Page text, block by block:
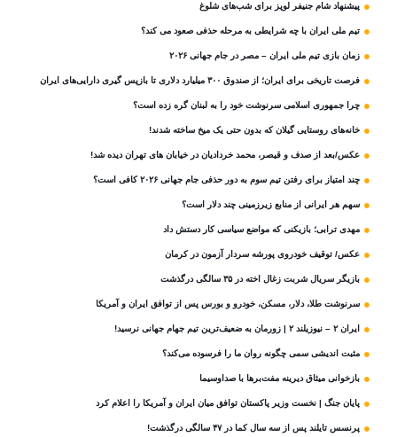
پیشنهاد شام جنیفر لوپز برای شب‌های شلوغ
تیم ملی ایران با چه شرایطی به مرحله حذفی صعود می کند؟
زمان بازی تیم ملی ایران – مصر در جام جهانی ۲۰۲۶
فرصت تاریخی برای ایران؛ از صندوق ۳۰۰ میلیارد دلاری تا بازپس گیری دارایی‌های ایران
چرا جمهوری اسلامی سرنوشت خود را به لبنان گره زده است؟
خانه‌های روستایی گیلان که بدون حتی یک میخ ساخته شدند!
عکس/بعد از صدف و قیصر، محمد خردادیان در خیابان های تهران دیده شد!
چند امتیاز برای رفتن تیم سوم به دور حذفی جام جهانی ۲۰۲۶ کافی است؟
سهم هر ایرانی از منابع زیرزمینی چند دلار است؟
مهدی ترابی؛ بازیکنی که مواضع سیاسی‌ کار دستش داد
عکس/ توقیف خودروی پورشه سردار آزمون در کرمان
بازیگر سریال شربت زغال‌ اخته در ۳۵ سالگی درگذشت
سرنوشت طلا، دلار، مسکن، خودرو و بورس پس از توافق ایران و آمریکا
ایران ۲ – نیوزیلند ۲ | زورمان به ضعیف‌ترین تیم جهام جهانی نرسید!
مثبت‌ اندیشی سمی چگونه روان ما را فرسوده می‌کند؟
بازخوانی میثاق دیرینه مفت‌برها با صداوسیما
پایان جنگ | نخست وزیر پاکستان توافق میان ایران و آمریکا را اعلام کرد
پرنسس تایلند پس از سه سال کما در ۴۷ سالگی درگذشت!